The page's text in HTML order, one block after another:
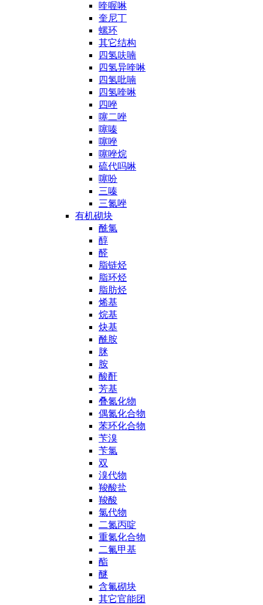
喹喔啉
奎尼丁
螺环
其它结构
四氢呋喃
四氢异喹啉
四氢吡喃
四氢喹啉
四唑
噻二唑
噻嗪
噻唑
噻唑烷
硫代吗啉
噻吩
三嗪
三氮唑
有机砌块
酰氯
醇
醛
脂链烃
脂环烃
脂肪烃
烯基
烷基
炔基
酰胺
脒
胺
酸酐
芳基
叠氮化物
偶氮化合物
苯环化合物
苄溴
苄氯
双
溴代物
羧酸盐
羧酸
氯代物
二氮丙啶
重氮化合物
二氟甲基
酯
醚
含氟砌块
其它官能团